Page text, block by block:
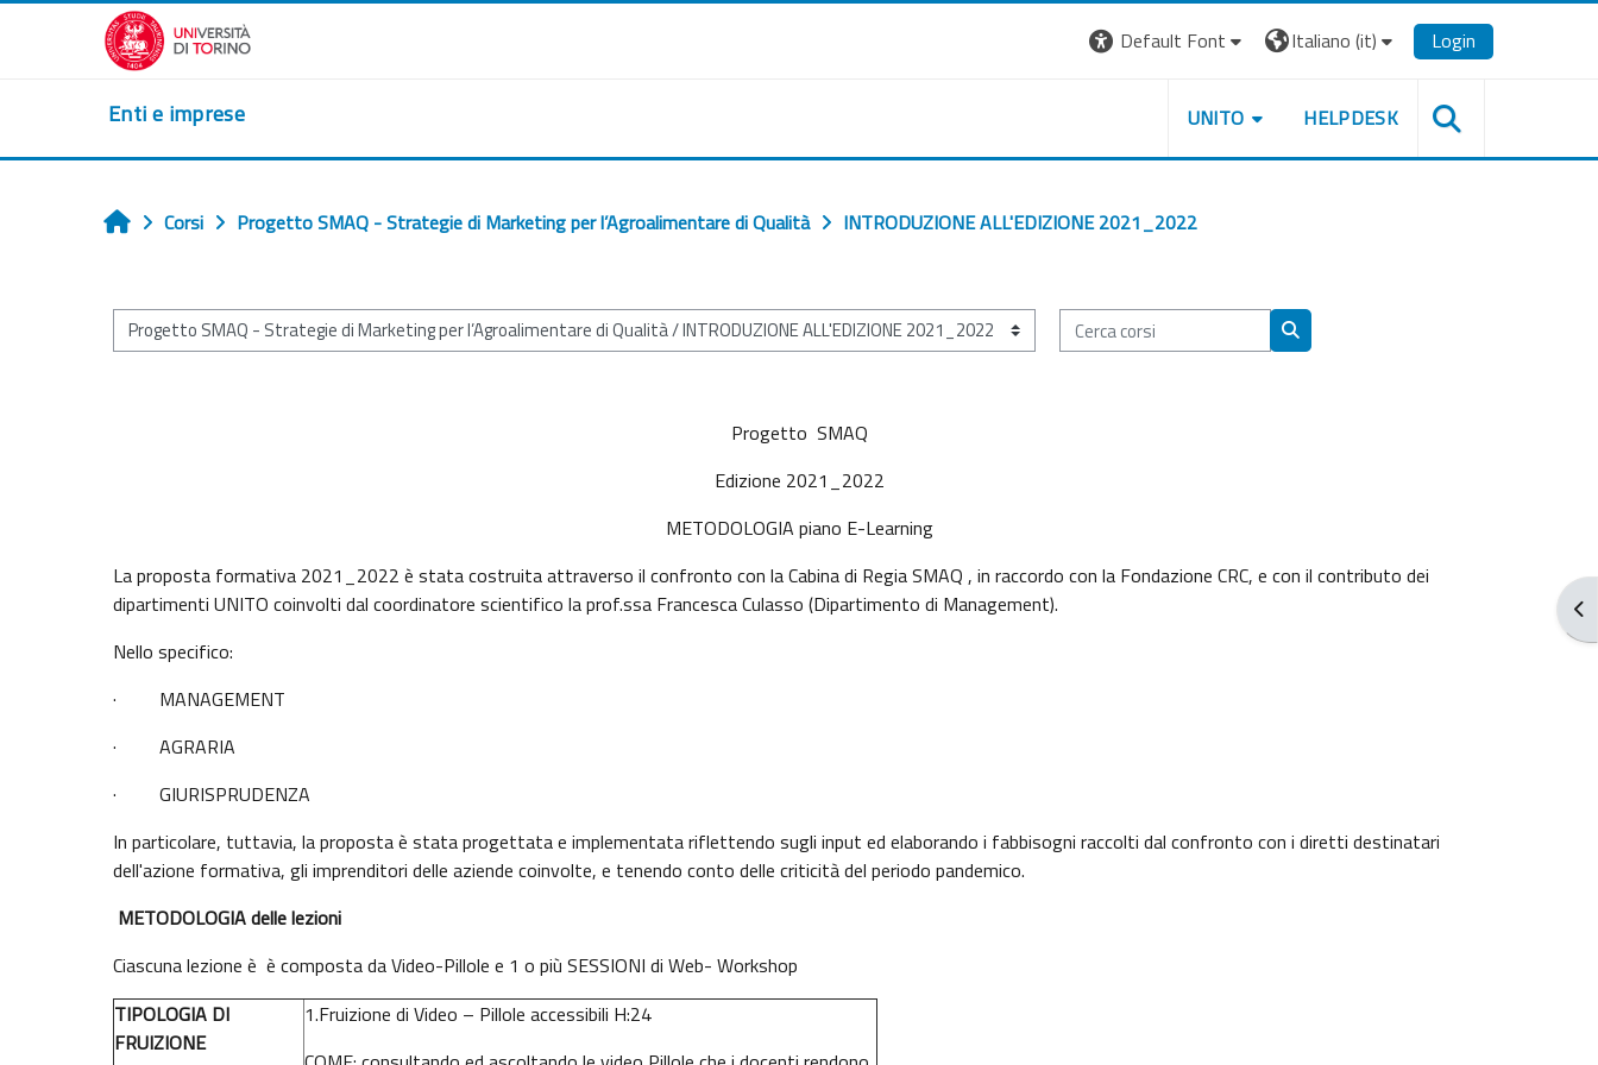
Vai al contenuto principale
Default Font
Italiano ‎(it)‎ Login
Enti e imprese UNITO HELPDESK
Home
Corsi Progetto SMAQ - Strategie di Marketing per l’Agroali­mentare di Qualità INTRODUZIONE ALL'EDIZIONE 2021_2022
Categorie di corso
Cerca corsi
Cerca corsi
Progetto SMAQ
Edizione 2021_2022
METODOLOGIA piano E-Learning
La proposta formativa 2021_2022 è stata costruita attraverso il confronto con la Cabina di Regia SMAQ , in raccordo con la Fondazione CRC, e con il contributo dei
dipartimenti UNITO coinvolti dal coordinatore scientifico la prof.ssa Francesca Culasso (Dipartimento di Management).
Nello specifico:
· MANAGEMENT
· AGRARIA
· GIURISPRUDENZA
In particolare, tuttavia, la proposta è stata progettata e implementata riflettendo sugli input ed elaborando i fabbisogni raccolti dal confronto con i diretti destinatari
dell'azione formativa, gli imprenditori delle aziende coinvolte, e tenendo conto delle criticità del periodo pandemico.
METODOLOGIA delle lezioni
Ciascuna lezione è è composta da Video-Pillole e 1 o più SESSIONI di Web- Workshop
TIPOLOGIA DI
FRUIZIONE
1.Fruizione di Video – Pillole accessibili H:24